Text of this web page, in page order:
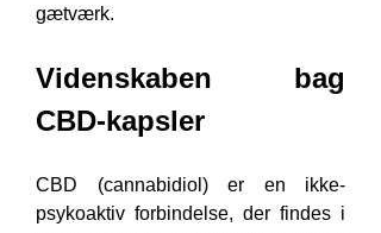
gætværk.
Videnskaben bag
CBD-kapsler
CBD (cannabidiol) er en ikke-
psykoaktiv forbindelse, der findes i